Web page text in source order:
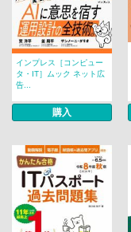
インプレス［コンピュー
タ・IT］ムック ネット広
告...
購入